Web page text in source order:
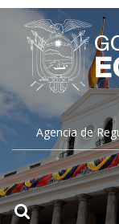
Agencia de